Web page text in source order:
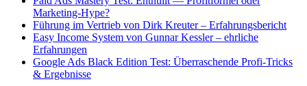
Marketing-Hype?
Führung im Vertrieb von Dirk Kreuter – Erfahrungsbericht
Easy Income System von Gunnar Kessler – ehrliche
Erfahrungen
Google Ads Black Edition Test: Überraschende Profi-Tricks
& Ergebnisse